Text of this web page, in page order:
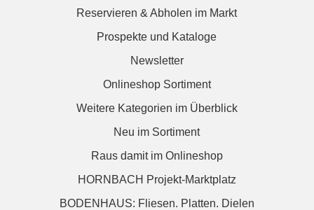
Reservieren & Abholen im Markt
Prospekte und Kataloge
Newsletter
Onlineshop Sortiment
Weitere Kategorien im Überblick
Neu im Sortiment
Raus damit im Onlineshop
HORNBACH Projekt-Marktplatz
BODENHAUS: Fliesen. Platten. Dielen